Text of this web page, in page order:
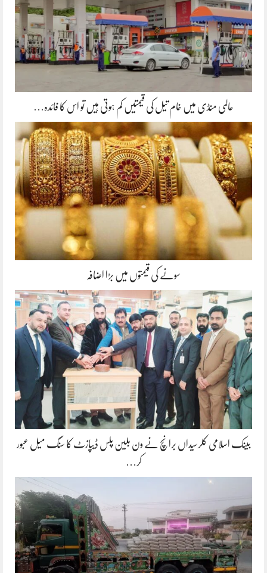
عالمی منڈی میں خام تیل کی قیمتیں کم ہوتی ہیں تو اس کا فائدہ…
سونے کی قیمتوں میں بڑا اضافہ
بینک اسلامی کلرسیداں برانچ نے ون بلین پلس ڈیپازٹ کا سنگ میل عبور
کر…